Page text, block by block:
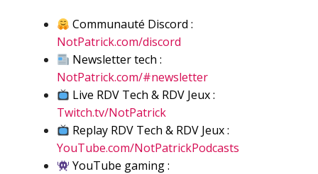
Communauté Discord :
NotPatrick.com/discord
Newsletter tech :
NotPatrick.com/#newsletter
Live RDV Tech & RDV Jeux :
Twitch.tv/NotPatrick
Replay RDV Tech & RDV Jeux :
YouTube.com/NotPatrickPodcasts
YouTube gaming :